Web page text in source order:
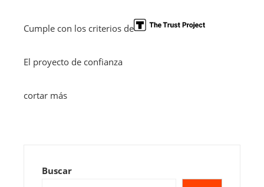
Cumple con los criterios de
El proyecto de confianza
cortar más
Buscar